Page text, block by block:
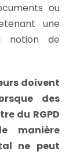
ou
une
notion de
doivent
des
du RGPD
manière
ne peut